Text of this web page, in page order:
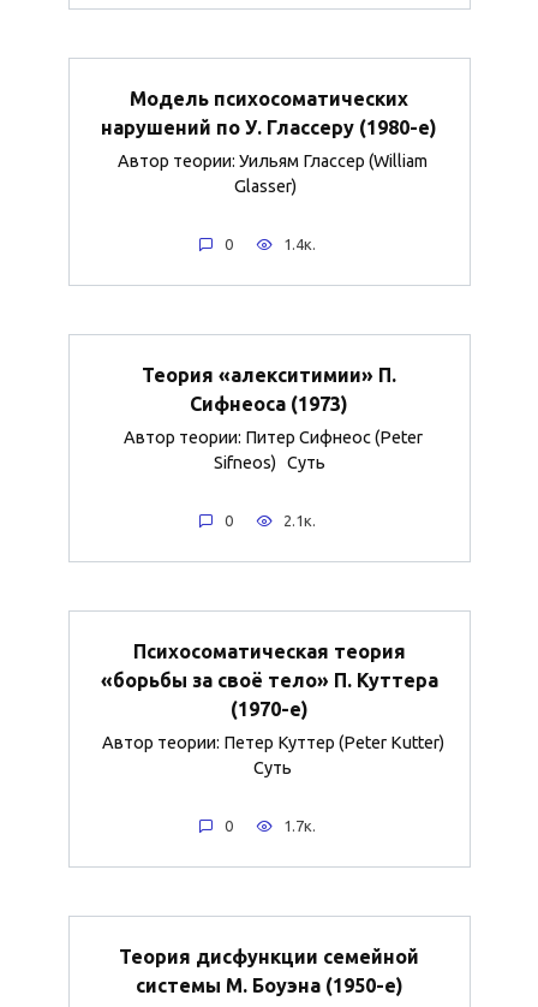
Модель психосоматических
нарушений по У. Глассеру (1980-е)
Автор теории: Уильям Глассер (William
Glasser)
0 1.4к.
Теория «алекситимии» П.
Сифнеоса (1973)
Автор теории: Питер Сифнеос (Peter
Sifneos) Суть
0 2.1к.
Психосоматическая теория
«борьбы за своё тело» П. Куттера
(1970-е)
Автор теории: Петер Куттер (Peter Kutter)
Суть
0 1.7к.
Теория дисфункции семейной
системы М. Боуэна (1950-е)